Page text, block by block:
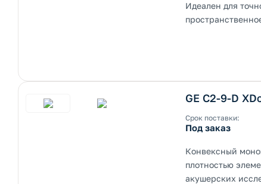
Идеален для
GE C2-9-D
Срок поставки:
Под заказ
Конвексный
плотностью
акушерских